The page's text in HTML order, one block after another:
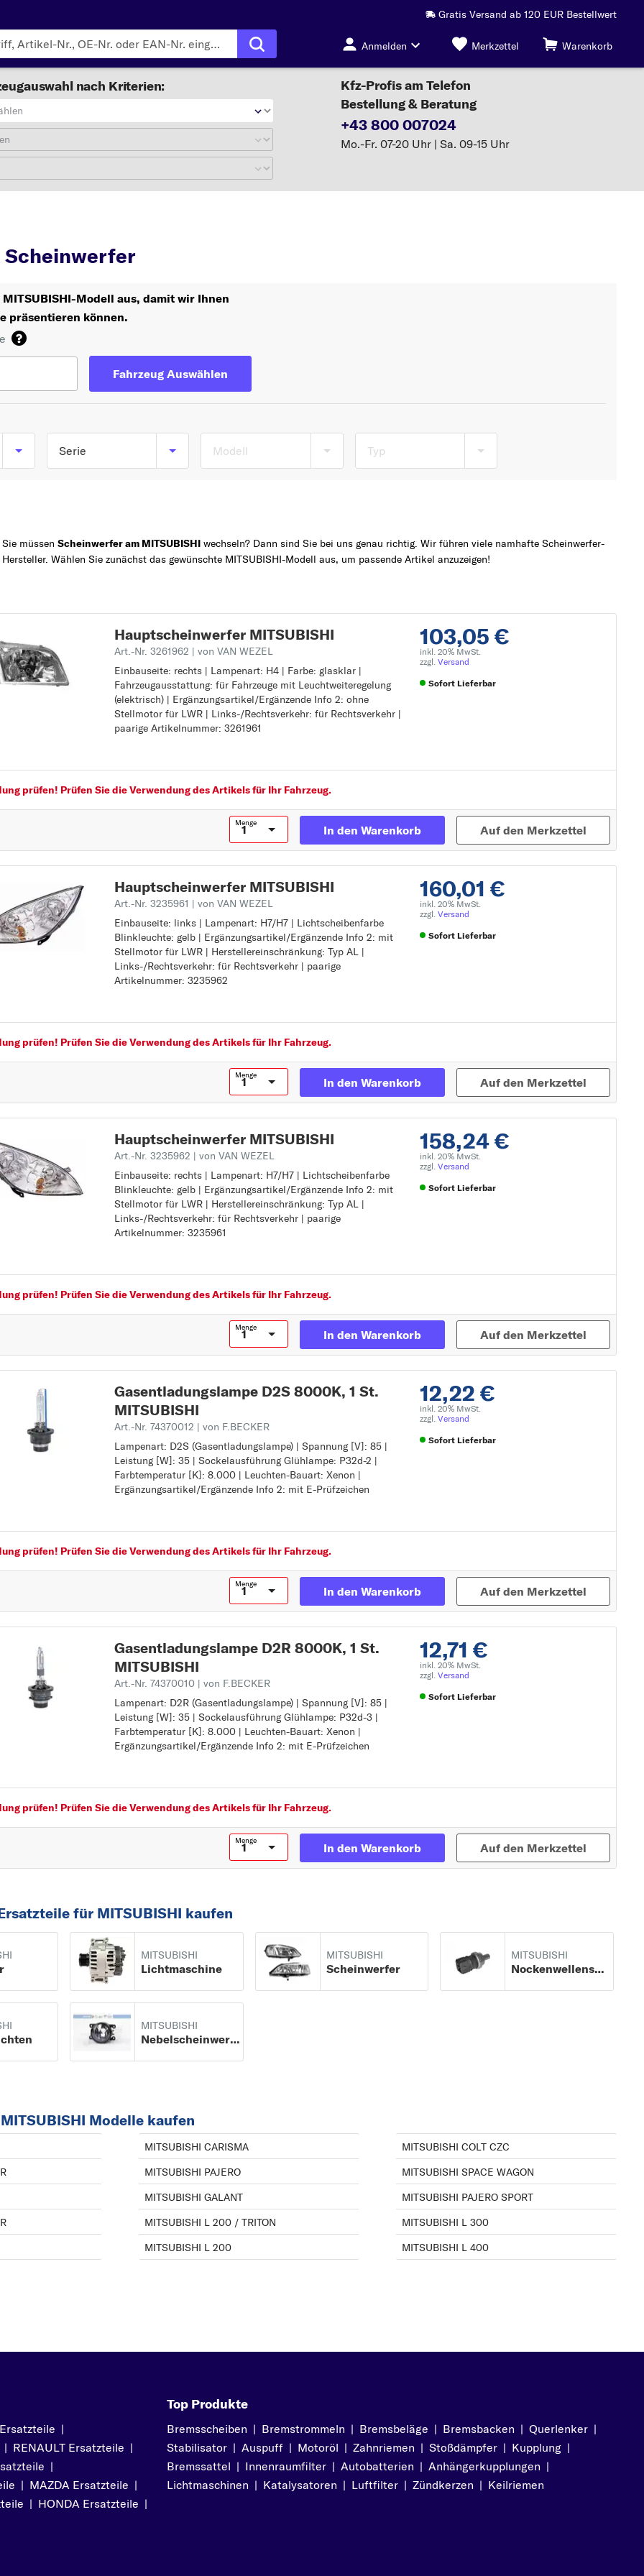
Gratis Versand ab 120 EUR Bestellwert
Anmelden Merkzettel Warenkorb
nach Kriterien:
Kfz-Profis am Telefon
Bestellung & Beratung
+43 800 007024
Mo.-Fr. 07-20 Uhr | Sa. 09-15 Uhr
Scheinwerfer
Modell aus, damit wir Ihnen
präsentieren können.
Fahrzeug Auswählen
Serie
ASX
A
C
CARISMA
GALANT
L
L 400
LANCER
O
OUTLANDER
S
SPACE STAR
Modell Typ
Sie müssen Scheinwerfer am MITSUBISHI wechseln? Dann sind Sie bei uns genau richtig. Wir führen viele namhafte Scheinwerfer-
Hersteller. Wählen Sie zunächst das gewünschte MITSUBISHI-Modell aus, um passende Artikel anzuzeigen!
103,05 €
inkl. 20% MwSt.
zzgl. Versand
Sofort Lieferbar
Hauptscheinwerfer MITSUBISHI
Art.-Nr. 3261962 | von VAN WEZEL
Einbauseite: rechts | Lampenart: H4 | Farbe: glasklar |
Fahrzeugausstattung: für Fahrzeuge mit Leuchtweiteregelung
(elektrisch) | Ergänzungsartikel/Ergänzende Info 2: ohne
Stellmotor für LWR | Links-/Rechtsverkehr: für Rechtsverkehr |
paarige Artikelnummer: 3261961
Einbauseite: rechts
Lampenart: H4
Farbe: glasklar
Fahrzeugausstattung: für Fahrzeuge mit Leuchtweiteregelung
(elektrisch)
paarige Artikelnummer: 3261961
prüfen! Prüfen Sie die Verwendung des Artikels für Ihr Fahrzeug.
Menge
In den Warenkorb Auf den Merkzettel
160,01 €
inkl. 20% MwSt.
zzgl. Versand
Sofort Lieferbar
Hauptscheinwerfer MITSUBISHI
Art.-Nr. 3235961 | von VAN WEZEL
Einbauseite: links | Lampenart: H7/H7 | Lichtscheibenfarbe
Blinkleuchte: gelb | Ergänzungsartikel/Ergänzende Info 2: mit
Stellmotor für LWR | Herstellereinschränkung: Typ AL |
Links-/Rechtsverkehr: für Rechtsverkehr | paarige
Artikelnummer: 3235962
Einbauseite: links
Lampenart: H7/H7
Lichtscheibenfarbe Blinkleuchte: gelb
Ergänzungsartikel/Ergänzende Info 2: mit Stellmotor für LWR
Herstellereinschränkung: Typ AL
prüfen! Prüfen Sie die Verwendung des Artikels für Ihr Fahrzeug.
Menge
In den Warenkorb Auf den Merkzettel
158,24 €
inkl. 20% MwSt.
zzgl. Versand
Sofort Lieferbar
Hauptscheinwerfer MITSUBISHI
Art.-Nr. 3235962 | von VAN WEZEL
Einbauseite: rechts | Lampenart: H7/H7 | Lichtscheibenfarbe
Blinkleuchte: gelb | Ergänzungsartikel/Ergänzende Info 2: mit
Stellmotor für LWR | Herstellereinschränkung: Typ AL |
Links-/Rechtsverkehr: für Rechtsverkehr | paarige
Artikelnummer: 3235961
Einbauseite: rechts
Lampenart: H7/H7
Lichtscheibenfarbe Blinkleuchte: gelb
Ergänzungsartikel/Ergänzende Info 2: mit Stellmotor für LWR
Herstellereinschränkung: Typ AL
prüfen! Prüfen Sie die Verwendung des Artikels für Ihr Fahrzeug.
Menge
In den Warenkorb Auf den Merkzettel
12,22 €
inkl. 20% MwSt.
zzgl. Versand
Sofort Lieferbar
Gasentladungslampe D2S 8000K, 1 St.
MITSUBISHI
Art.-Nr. 74370012 | von F.BECKER
Lampenart: D2S (Gasentladungslampe) | Spannung [V]: 85 |
Leistung [W]: 35 | Sockelausführung Glühlampe: P32d-2 |
Farbtemperatur [K]: 8.000 | Leuchten-Bauart: Xenon |
Ergänzungsartikel/Ergänzende Info 2: mit E-Prüfzeichen
Lampenart: D2S (Gasentladungslampe)
Spannung [V]: 85
Leistung [W]: 35
Sockelausführung Glühlampe: P32d-2
Ergänzungsartikel/Ergänzende Info 2: mit E-Prüfzeichen
prüfen! Prüfen Sie die Verwendung des Artikels für Ihr Fahrzeug.
Menge
In den Warenkorb Auf den Merkzettel
12,71 €
inkl. 20% MwSt.
zzgl. Versand
Sofort Lieferbar
Gasentladungslampe D2R 8000K, 1 St.
MITSUBISHI
Art.-Nr. 74370010 | von F.BECKER
Lampenart: D2R (Gasentladungslampe) | Spannung [V]: 85 |
Leistung [W]: 35 | Sockelausführung Glühlampe: P32d-3 |
Farbtemperatur [K]: 8.000 | Leuchten-Bauart: Xenon |
Ergänzungsartikel/Ergänzende Info 2: mit E-Prüfzeichen
Lampenart: D2R (Gasentladungslampe)
Spannung [V]: 85
Leistung [W]: 35
Sockelausführung Glühlampe: P32d-3
Ergänzungsartikel/Ergänzende Info 2: mit E-Prüfzeichen
prüfen! Prüfen Sie die Verwendung des Artikels für Ihr Fahrzeug.
Menge
In den Warenkorb Auf den Merkzettel
für MITSUBISHI kaufen
MITSUBISHI
Lichtmaschine
MITSUBISHI
Scheinwerfer
MITSUBISHI
Nockenwellensensor
MITSUBISHI
Nebelscheinwerfer
Modelle kaufen
MITSUBISHI CARISMA
MITSUBISHI PAJERO
MITSUBISHI GALANT
MITSUBISHI L 200 / TRITON
MITSUBISHI L 200
MITSUBISHI COLT CZC
MITSUBISHI SPACE WAGON
MITSUBISHI PAJERO SPORT
MITSUBISHI L 300
MITSUBISHI L 400
|
| RENAULT Ersatzteile |
|
| MAZDA Ersatzteile |
| HONDA Ersatzteile |
Top Produkte
Bremsscheiben | Bremstrommeln | Bremsbeläge | Bremsbacken | Querlenker |
Stabilisator | Auspuff | Motoröl | Zahnriemen | Stoßdämpfer | Kupplung |
Bremssattel | Innenraumfilter | Autobatterien | Anhängerkupplungen |
Lichtmaschinen | Katalysatoren | Luftfilter | Zündkerzen | Keilriemen